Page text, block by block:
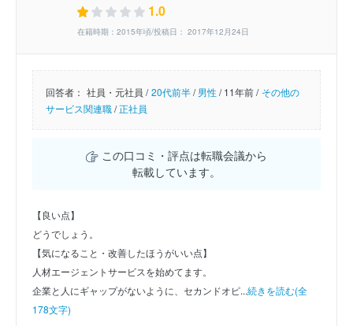
1.0
在籍時期：2015年頃/投稿日： 2017年12月24日
回答者： 社員・元社員 / 20代前半/男性/11年前 / その他の
サービス関連職/正社員
この口コミ・評点は転職会議から
転載しています。
【良い点】
どうでしょう。
【気になること・改善したほうがいい点】
人材エージェントサービスを始めてます。
企業と人にギャップがないように、セカンドオピ...続きを読む(全
178文字)